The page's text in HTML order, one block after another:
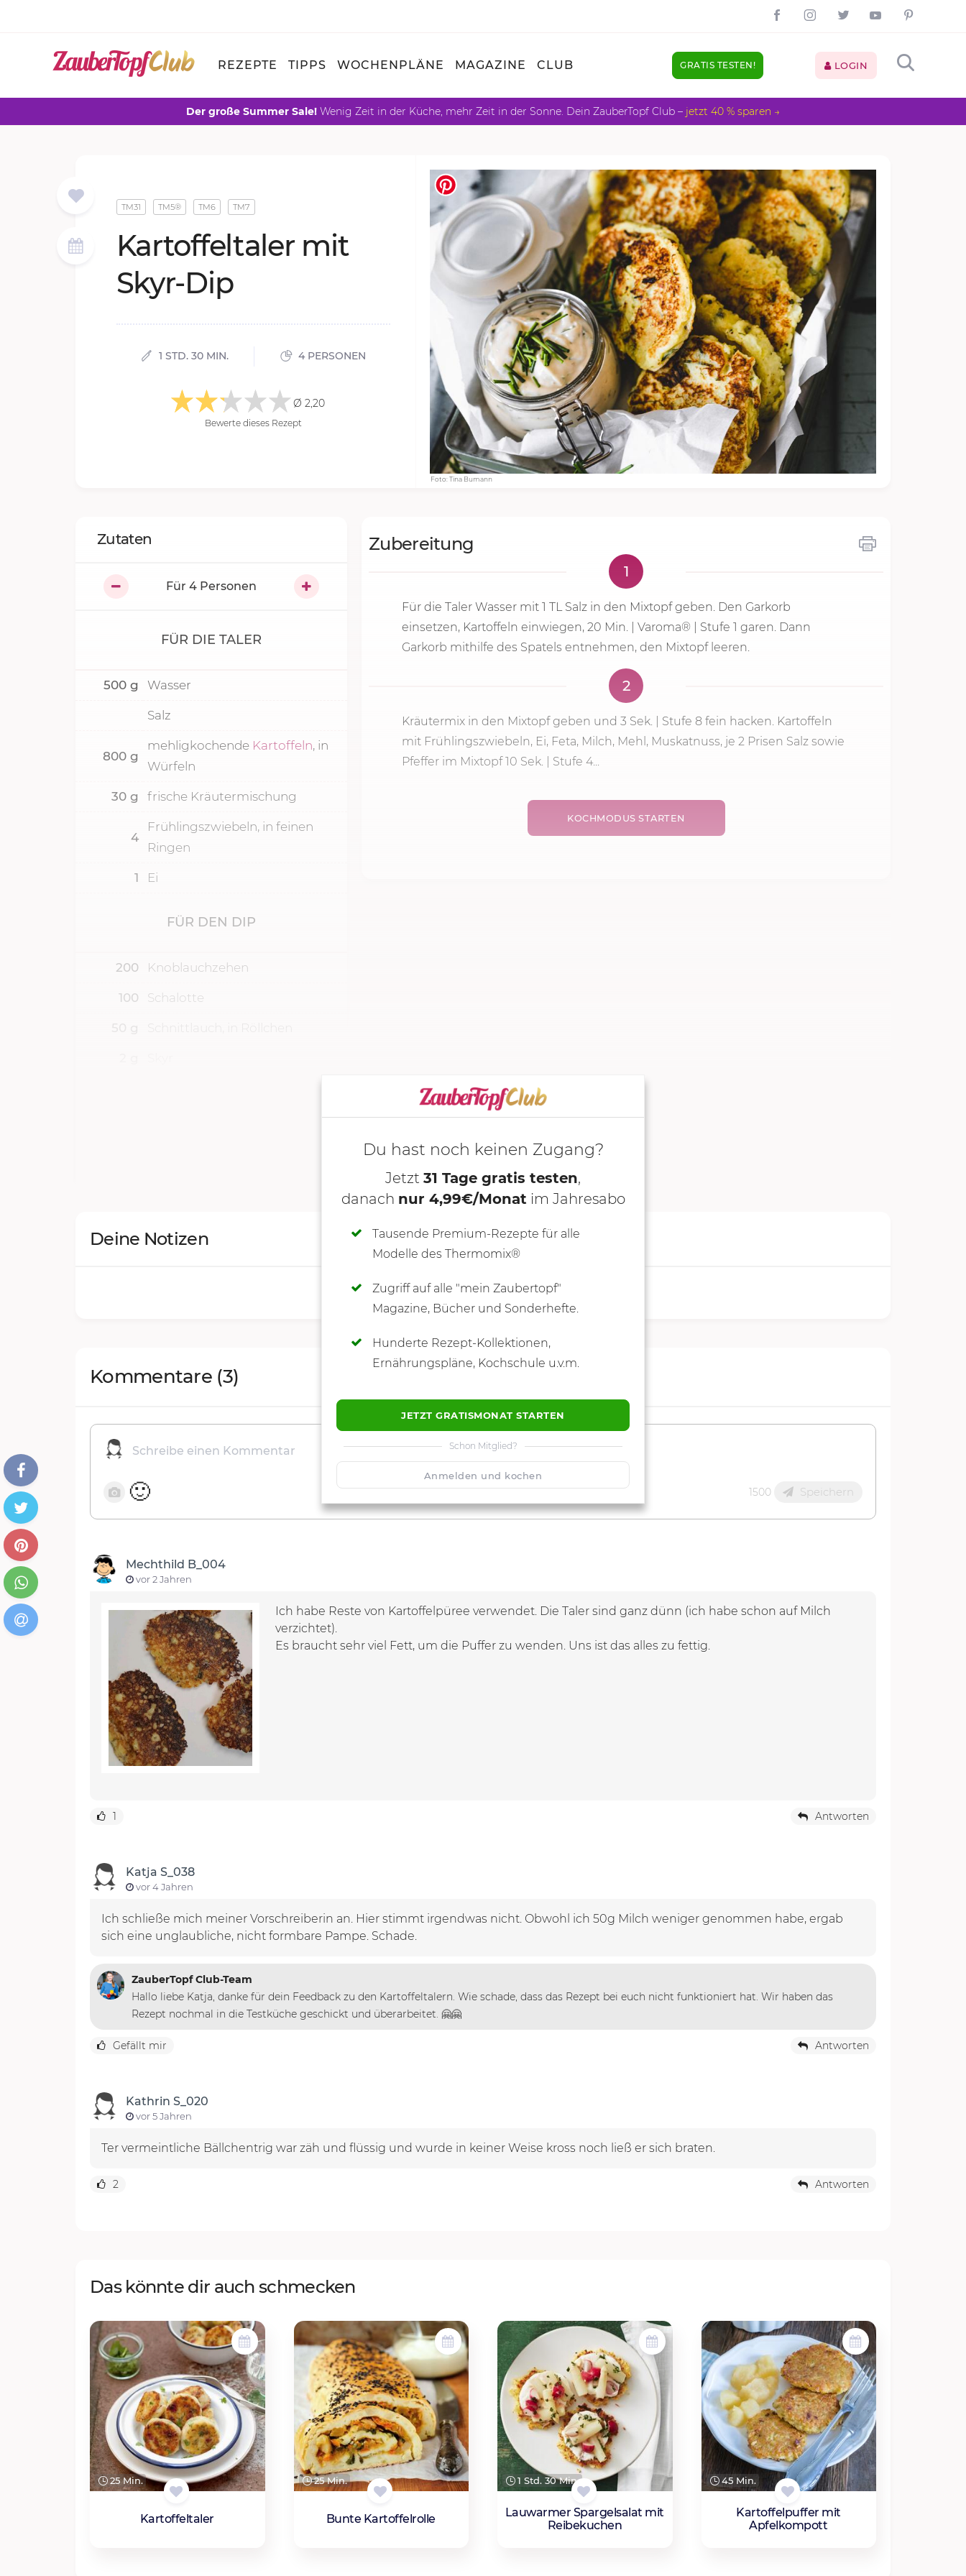
REZEPTE TIPPS WOCHENPLÄNE MAGAZINE CLUB GRATIS TESTEN! LOGIN
Der große Summer Sale! Wenig Zeit in der Küche, mehr Zeit in der Sonne. Dein ZauberTopf Club – jetzt 40 % sparen →
Foto: Tina Bumann
TM31 TM5® TM6 TM7
Kar­tof­fel­ta­ler mit
Skyr-Dip
1 STD. 30 MIN. 4 PERSONEN
Ø 2,20
Bewerte dieses Rezept
Zubereitung
1
Für die Taler Wasser mit 1 TL Salz in den Mixtopf geben. Den Garkorb
einsetzen, Kartoffeln einwiegen, 20 Min. | Varoma® | Stufe 1 garen. Dann
Garkorb mithilfe des Spatels entnehmen, den Mixtopf leeren.
2
Kräutermix in den Mixtopf geben und 3 Sek. Stufe 8 fein hacken. Kartoffeln
mit Frühlingszwiebeln, Ei, Feta, Milch, Mehl, Muskatnuss, je 2 Prisen Salz sowie
Pfeffer im Mixtopf 10 Sek. | Stufe 4...
KOCHMODUS STARTEN
Zutaten
Für 4 Personen
FÜR DIE TALER
500 g Wasser
Salz
800 g
mehligkochende Kartoffeln, in
Würfeln
30 g frische Kräutermischung
4
Frühlingszwiebeln, in feinen
Ringen
1 Ei
FÜR DEN DIP
200 Knoblauchzehen
100 Schalotte
Deine Notizen
SCHREIBE NEUE NOTIZ
Du hast noch keinen Zugang?
Jetzt 31 Tage gratis testen,
danach nur 4,99€/Monat im Jahresabo
Tausende Premium-Rezepte für alle
Modelle des Thermomix®
Zugriff auf alle "mein Zaubertopf"
Magazine, Bücher und Sonderhefte.
Hunderte Rezept-Kollektionen,
Ernährungspläne, Kochschule u.v.m.
JETZT GRATISMONAT STARTEN
Schon Mitglied?
Anmelden und kochen
Kommentare (3)
🙂 1500 Speichern
Mechthild B_004
vor 2 Jahren
Ich habe Reste von Kartoffelpüree verwendet. Die Taler sind ganz dünn (ich habe schon auf Milch
verzichtet).
Es braucht sehr viel Fett, um die Puffer zu wenden. Uns ist das alles zu fettig.
1 Antworten
Katja S_038
vor 4 Jahren
Ich schließe mich meiner Vorschreiberin an. Hier stimmt irgendwas nicht. Obwohl ich 50g Milch weniger genommen habe, ergab
sich eine unglaubliche, nicht formbare Pampe. Schade.
ZauberTopf Club-Team
Hallo liebe Katja, danke für dein Feedback zu den Kartoffeltalern. Wie schade, dass das Rezept bei euch nicht funktioniert hat. Wir haben das
Rezept nochmal in die Testküche geschickt und überarbeitet. 🤗🤗
Gefällt mir Antworten
Kathrin S_020
vor 5 Jahren
Ter vermeintliche Bällchentrig war zäh und flüssig und wurde in keiner Weise kross noch ließ er sich braten.
2 Antworten
Das könnte dir auch schmecken
25 Min.
Kartoffeltaler
25 Min.
Bunte Kartoffelrolle
1 Std. 30 Min.
Lauwarmer Spargelsalat mit
Reibekuchen
45 Min.
Kartoffelpuffer mit
Apfelkompott